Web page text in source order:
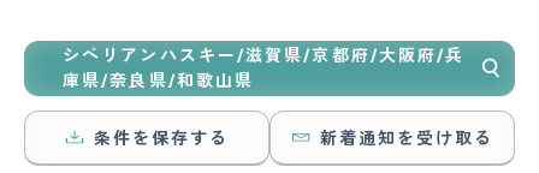
シベリアンハスキー/滋賀県/京都府/大阪府/兵
庫県/奈良県/和歌山県
条件を保存する 新着通知を受け取る